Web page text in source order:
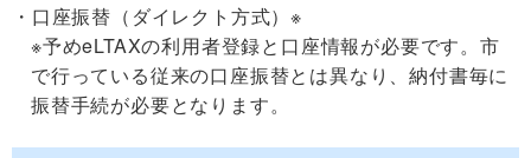
口座振替（ダイレクト方式）※
※予めeLTAXの利用者登録と口座情報が必要です。市
で行っている従来の口座振替とは異なり、納付書毎に
振替手続が必要となります。